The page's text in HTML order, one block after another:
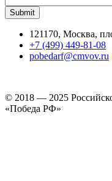
121170, Москва,
+7 (499) 449-81-08
pobedarf@cmvov.ru
© 2018 — 2025
«Победа РФ»